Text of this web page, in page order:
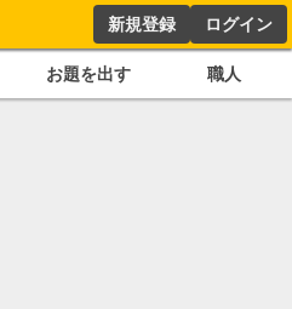
新規登録 ログイン
お題を出す 職人